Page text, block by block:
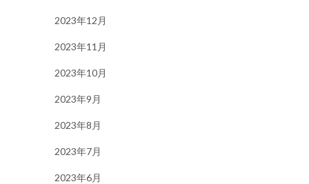
2023年12月
2023年11月
2023年10月
2023年9月
2023年8月
2023年7月
2023年6月